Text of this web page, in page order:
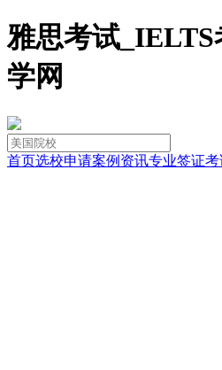
雅思考试_IELTS
学网
首页选校申请案例 资讯专业签证考